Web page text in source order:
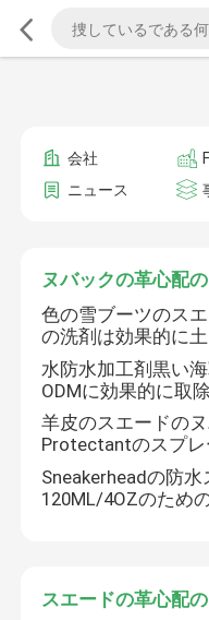
会社
ニュース
ヌバックの革心配
色の雪ブーツのス
の洗剤は効果的に
水防水加工剤黒い
ODMに効果的に取
羊皮のスエードの
Protectantのスプレ
Sneakerheadの防
120ML/4OZのため
スエードの革心配